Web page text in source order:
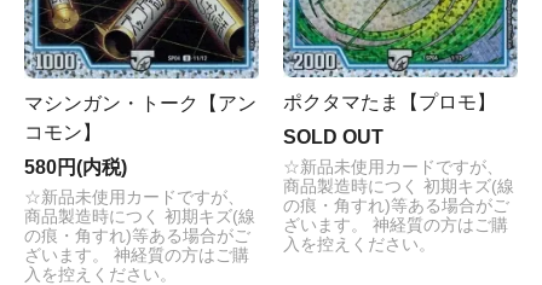
マシンガン・トーク【アン
コモン】
580円(内税)
☆新品未使用カードですが、
商品製造時につく 初期キズ(線
の痕・角すれ)等ある場合がご
ざいます。 神経質の方はご購
入を控えください。
ポクタマたま【プロモ】
SOLD OUT
☆新品未使用カードですが、
商品製造時につく 初期キズ(線
の痕・角すれ)等ある場合がご
ざいます。 神経質の方はご購
入を控えください。